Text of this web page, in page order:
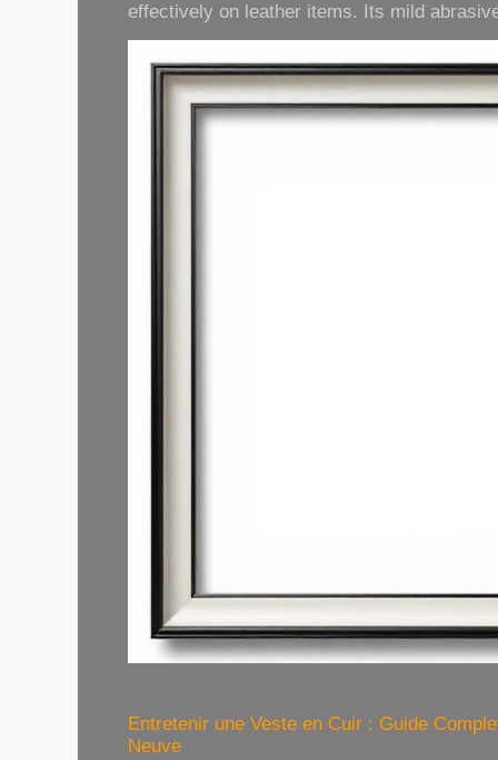
effectively on leather items. Its mild
Entretenir une Veste en Cuir : Guide
Neuve